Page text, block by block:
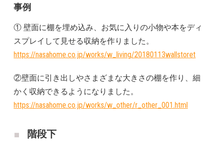
事例
① 壁面に棚を埋め込み、お気に入りの小物や本をディ
スプレイして見せる収納を作りました。
https://nasahome.co.jp/works/w_living/20180113wallstoret
②壁面に引き出しやさまざまな大きさの棚を作り、細
かく収納できるようになりました。
https://nasahome.co.jp/works/w_other/r_other_001.html
階段下